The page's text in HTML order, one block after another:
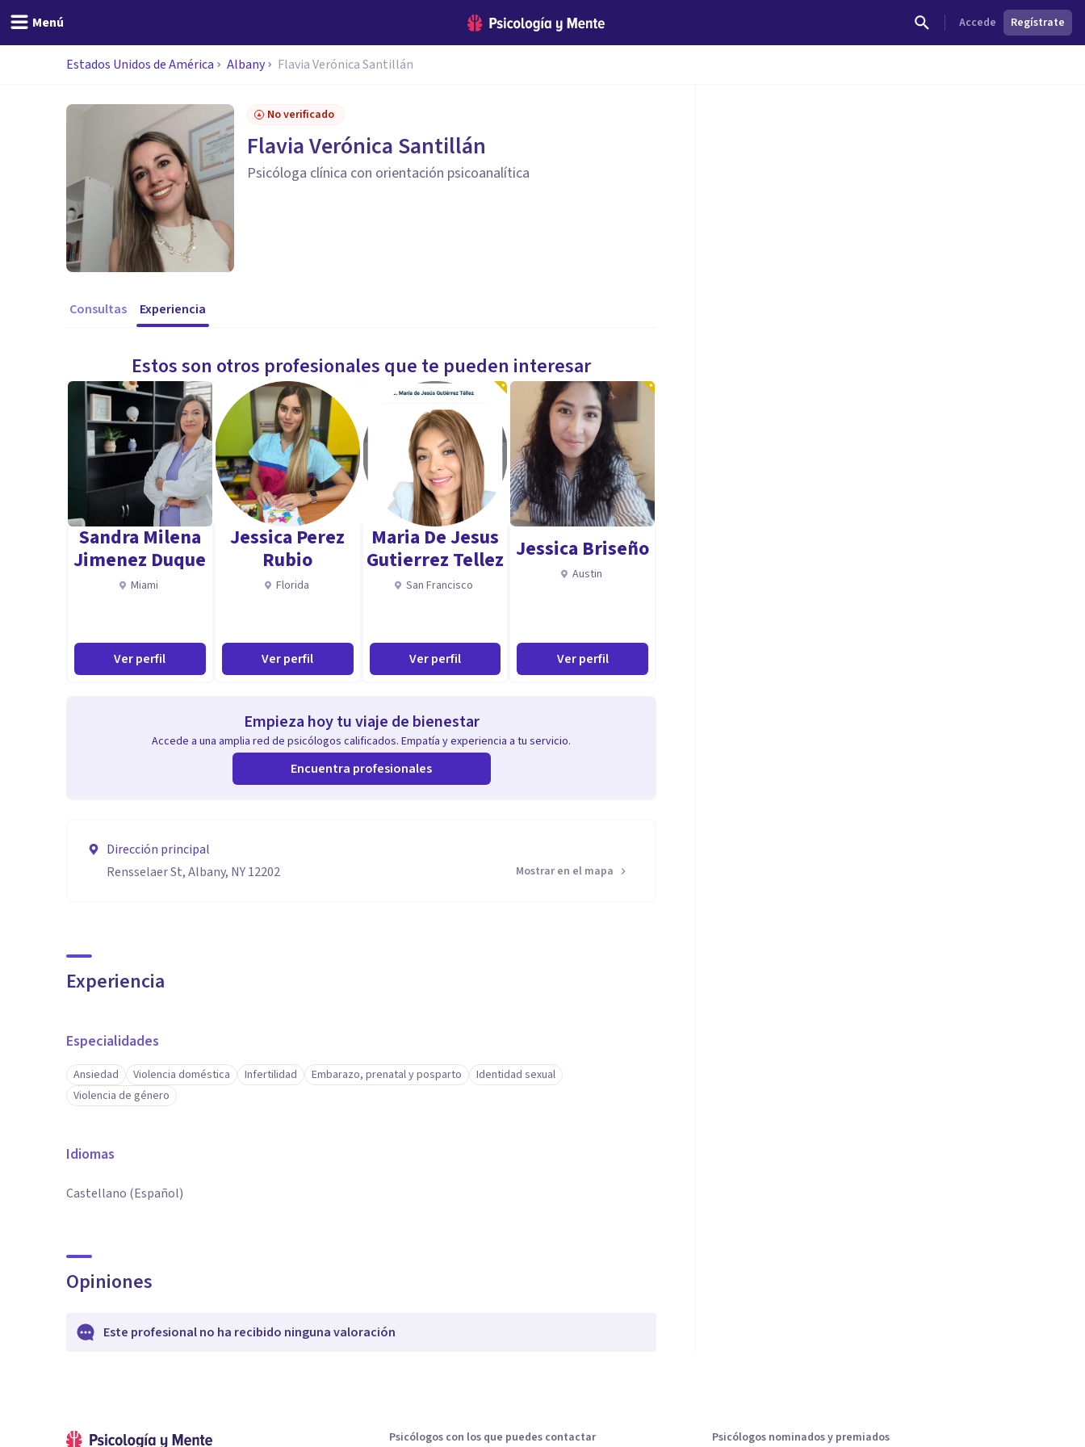
Menú Accede Regístrate
Estados Unidos de América Albany Flavia Verónica Santillán
No verificado
Flavia Verónica Santillán
Psicóloga clínica con orientación psicoanalítica
Consultas Experiencia
Estos son otros profesionales que te pueden interesar
Sandra Milena
Jimenez Duque
Miami
Ver perfil
Jessica Perez
Rubio
Florida
Ver perfil
Maria De Jesus
Gutierrez Tellez
San Francisco
Ver perfil
Jessica Briseño
Austin
Ver perfil
Empieza hoy tu viaje de bienestar
Accede a una amplia red de psicólogos calificados. Empatía y experiencia a tu servicio.
Encuentra profesionales
Dirección principal
Rensselaer St, Albany, NY 12202
Mostrar en el mapa
Experiencia
Especialidades
Ansiedad Violencia doméstica Infertilidad Embarazo, prenatal y posparto
Identidad sexual
Violencia de género
Idiomas
Castellano (Español)
Opiniones
Este profesional no ha recibido ninguna valoración
Psicólogos con los que puedes contactar Psicólogos nominados y premiados